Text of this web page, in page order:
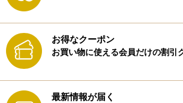
お得なクーポン
お買い物に使える会員だけの割引
最新情報が届く